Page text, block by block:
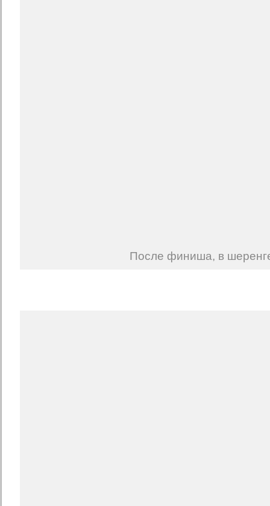
После финиша, в